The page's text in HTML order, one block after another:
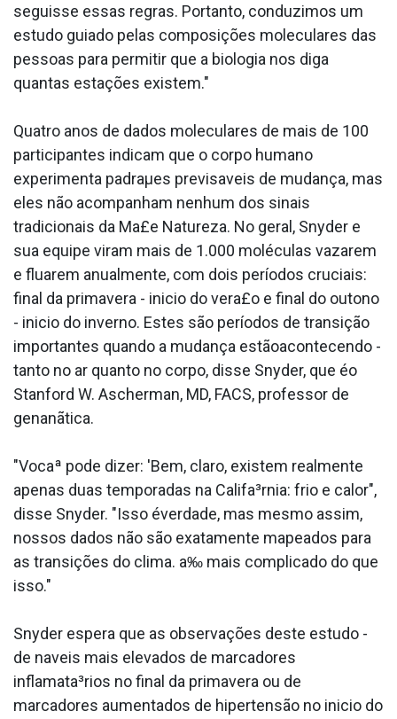
seguisse essas regras. Portanto, conduzimos um
estudo guiado pelas composições moleculares das
pessoas para permitir que a biologia nos diga
quantas estações existem."
Quatro anos de dados moleculares de mais de 100
participantes indicam que o corpo humano
experimenta padraµes previsa­veis de mudança, mas
eles não acompanham nenhum dos sinais
tradicionais da Ma£e Natureza. No geral, Snyder e
sua equipe viram mais de 1.000 moléculas vazarem
e flua­rem anualmente, com dois períodos cruciais:
final da primavera - ini­cio do vera£o e final do outono
- ini­cio do inverno. Estes são períodos de transição
importantes quando a mudança estãoacontecendo -
tanto no ar quanto no corpo, disse Snyder, que éo
Stanford W. Ascherman, MD, FACS, professor de
genanãtica.
"Vocaª pode dizer: 'Bem, claro, existem realmente
apenas duas temporadas na Califa³rnia: frio e calor",
disse Snyder. "Isso éverdade, mas mesmo assim,
nossos dados não são exatamente mapeados para
as transições do clima. a‰ mais complicado do que
isso."
Snyder espera que as observações deste estudo -
de na­veis mais elevados de marcadores
inflamata³rios no final da primavera ou de
marcadores aumentados de hipertensão no ini­cio do